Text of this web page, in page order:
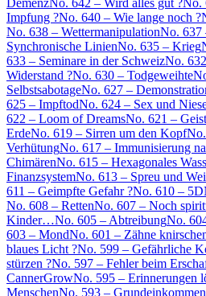
DemenzNo. 642 – Wird alles gut ?No.
Impfung ?No. 640 – Wie lange noch ?
No. 638 – WettermanipulationNo. 637
Synchronische LinienNo. 635 – Krieg
633 – Seminare in der SchweizNo.
Widerstand ?No. 630 – Todgeweihte
SelbstsabotageNo. 627 –
625 – ImpftodNo. 624 – Sex und
622 – Loom of DreamsNo. 621 –
ErdeNo. 619 – Sirren um den Kopf
VerhütungNo. 617 – Immunisierung
ChimärenNo. 615 – Hexagonales
FinanzsystemNo. 613 – Spreu und
611 – Geimpfte Gefahr ?No. 610 – 5D
No. 608 – RettenNo. 607 – Noch
Kinder…No. 605 – AbtreibungNo.
603 – MondNo. 601 – Zähne
blaues Licht ?No. 599 – Gefährliche
stürzen ?No. 597 – Fehler beim
CannerGrowNo. 595 – Erinnerungen
MenschenNo. 593 – Grundeinkommen